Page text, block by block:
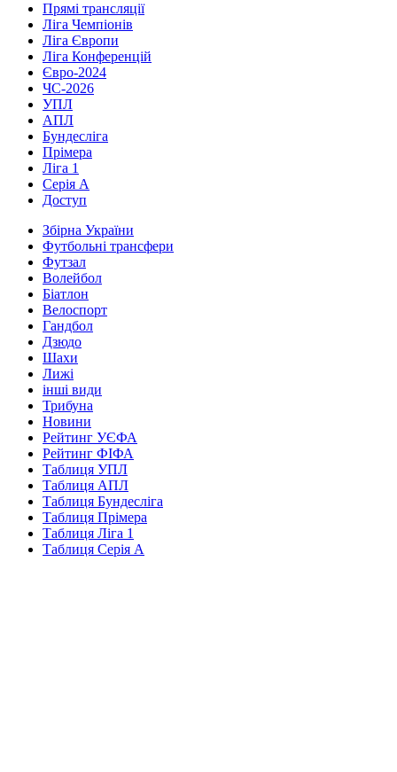
Прямі трансляції
Ліга Чемпіонів
Ліга Європи
Ліга Конференцій
Євро-2024
ЧС-2026
УПЛ
АПЛ
Бундесліга
Прімера
Ліга 1
Серія А
Доступ
Збірна України
Футбольні трансфери
Футзал
Волейбол
Біатлон
Велоспорт
Гандбол
Дзюдо
Шахи
Лижі
інші види
Трибуна
Новини
Рейтинг УЄФА
Рейтинг ФІФА
Таблиця УПЛ
Таблиця АПЛ
Таблиця Бундесліга
Таблиця Прімера
Таблиця Ліга 1
Таблиця Серія А